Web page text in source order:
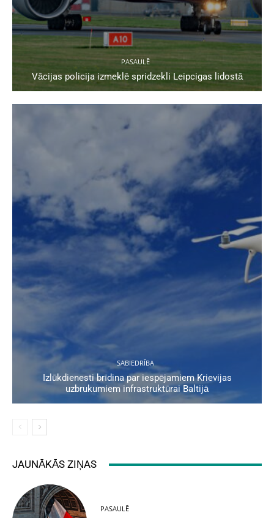
PASAULĒ
Vācijas policija izmeklē spridzekli Leipcigas lidostā
SABIEDRĪBA
Izlūkdienesti brīdina par iespējamiem Krievijas
uzbrukumiem infrastruktūrai Baltijā
JAUNĀKĀS ZIŅAS
PASAULĒ